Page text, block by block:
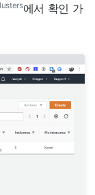
에서 확인 가